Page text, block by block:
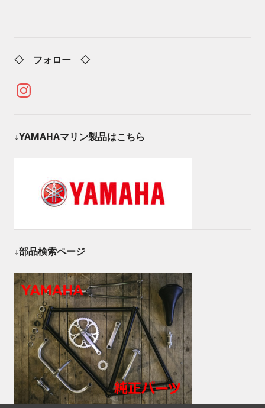
◇ フォロー ◇
Instagram
↓YAMAHAマリン製品はこちら
↓部品検索ページ